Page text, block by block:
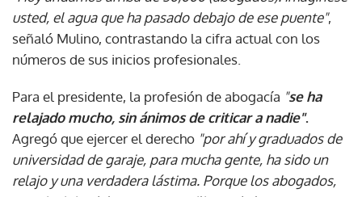
usted, el agua que ha pasado debajo de ese puente",
señaló Mulino, contrastando la cifra actual con los
números de sus inicios profesionales.
Para el presidente, la profesión de abogacía "se ha
relajado mucho, sin ánimos de criticar a nadie".
Agregó que ejercer el derecho "por ahí y graduados de
universidad de garaje, para mucha gente, ha sido un
relajo y una verdadera lástima. Porque los abogados,